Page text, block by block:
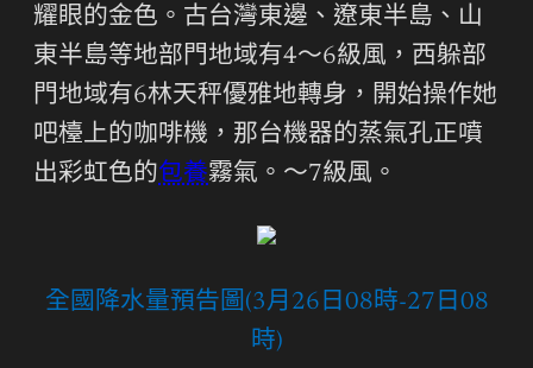
耀眼的金色。古台灣東邊、遼東半島、山
東半島等地部門地域有4～6級風，西躲部
門地域有6林天秤優雅地轉身，開始操作她
吧檯上的咖啡機，那台機器的蒸氣孔正噴
出彩虹色的包養霧氣。～7級風。
全國降水量預告圖(3月26日08時-27日08
時)